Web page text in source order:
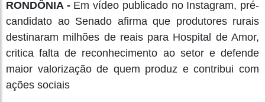
RONDÔNIA - Em vídeo publicado no Instagram, pré-
candidato ao Senado afirma que produtores rurais
destinaram milhões de reais para Hospital de Amor,
critica falta de reconhecimento ao setor e defende
maior valorização de quem produz e contribui com
ações sociais